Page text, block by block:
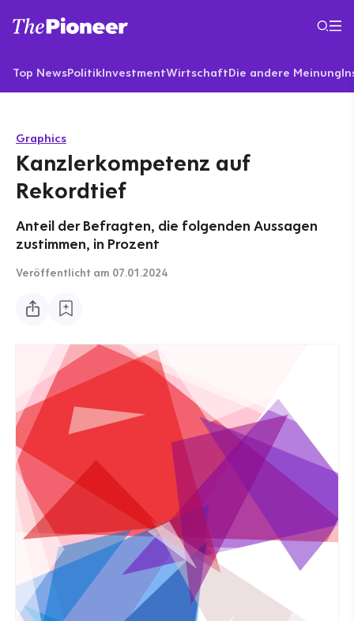
Top NewsPolitikInvestmentWirtschaftDie andere Meinung
Graphics
Kanzlerkompetenz auf
Rekordtief
Anteil der Befragten, die folgenden Aussagen
zustimmen, in Prozent
Veröffentlicht am 07.01.2024